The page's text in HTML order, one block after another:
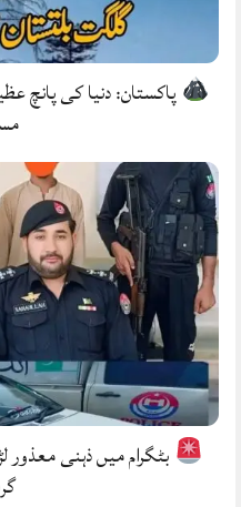
پاکستان: دنیا کی پانچ
بٹگرام میں ذہنی معذور